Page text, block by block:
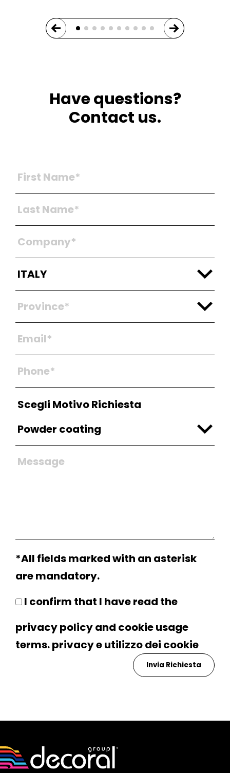
Have questions?
Contact us.
Scegli Motivo Richiesta
*All fields marked with an asterisk
are mandatory.
I confirm that I have read the
privacy policy and cookie usage
terms.privacye utilizzo dei cookie